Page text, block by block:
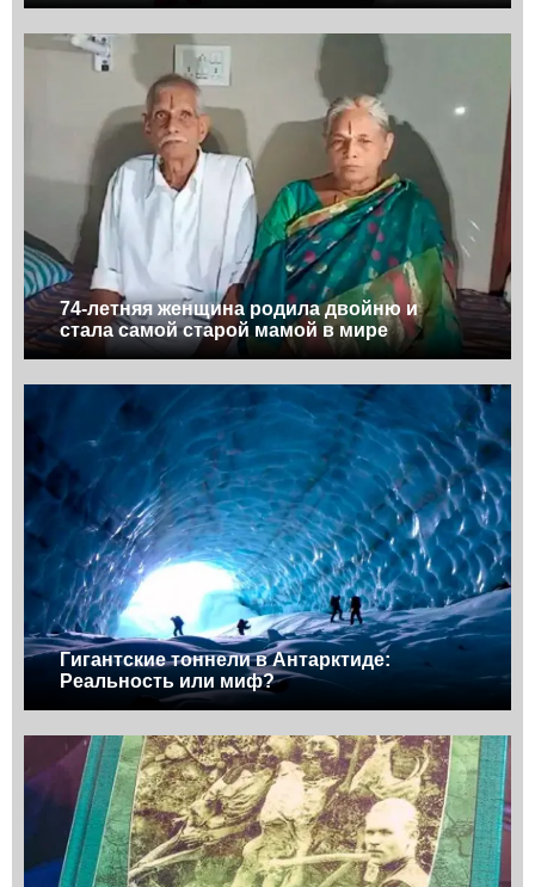
74-летняя женщина родила двойню и
стала самой старой мамой в мире
Гигантские тоннели в Антарктиде:
Реальность или миф?